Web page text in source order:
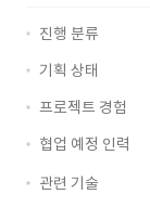
진행 분류
기획 상태
프로젝트 경험
협업 예정 인력
관련 기술